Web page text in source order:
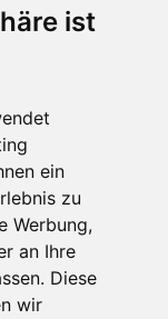
ist
ein
zu
Werbung,
an Ihre
Diese
wir
zur Kennntnis
des